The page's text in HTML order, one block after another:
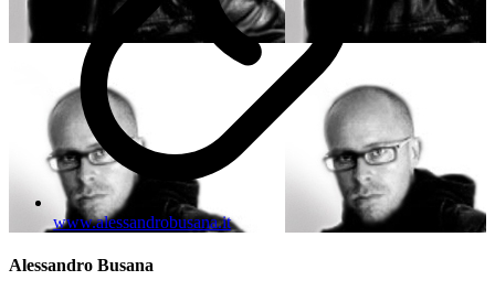
www.alessandrobusana.it
Alessandro Busana